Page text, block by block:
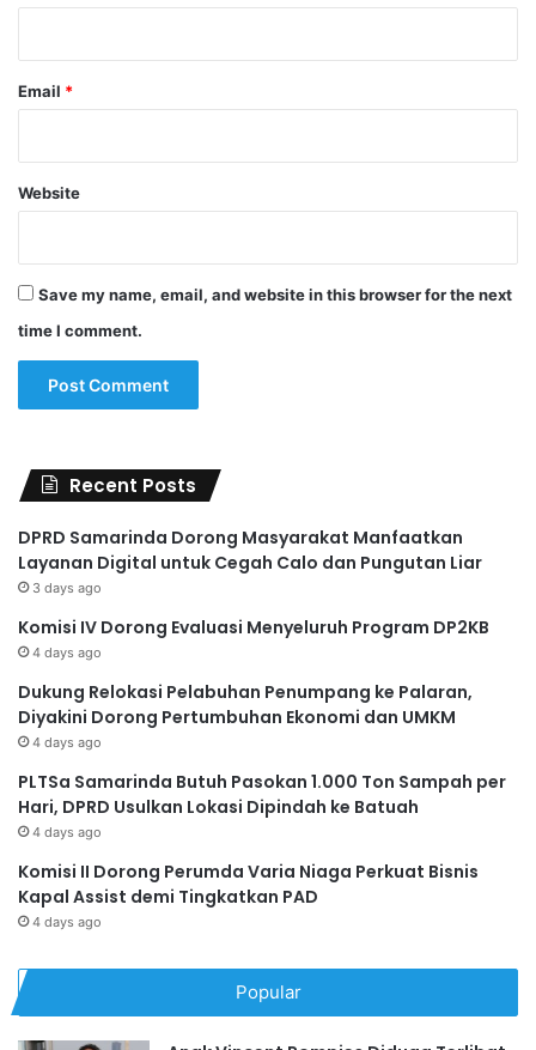
Email *
Website
Save my name, email, and website in this browser for the next
time I comment.
Recent Posts
DPRD Samarinda Dorong Masyarakat Manfaatkan
Layanan Digital untuk Cegah Calo dan Pungutan Liar
3 days ago
Komisi IV Dorong Evaluasi Menyeluruh Program DP2KB
4 days ago
Dukung Relokasi Pelabuhan Penumpang ke Palaran,
Diyakini Dorong Pertumbuhan Ekonomi dan UMKM
4 days ago
PLTSa Samarinda Butuh Pasokan 1.000 Ton Sampah per
Hari, DPRD Usulkan Lokasi Dipindah ke Batuah
4 days ago
Komisi II Dorong Perumda Varia Niaga Perkuat Bisnis
Kapal Assist demi Tingkatkan PAD
4 days ago
Popular